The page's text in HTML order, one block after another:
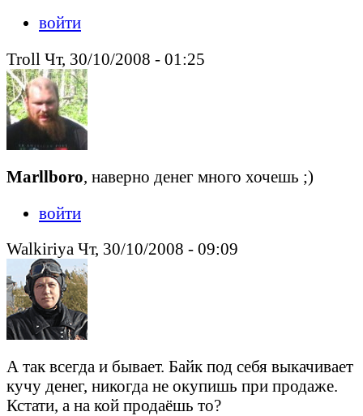
войти
Troll Чт, 30/10/2008 - 01:25
Marllboro, наверно денег много хочешь ;)
войти
Walkiriya Чт, 30/10/2008 - 09:09
А так всегда и бывает. Байк под себя выкачивает
кучу денег, никогда не окупишь при продаже.
Кстати, а на кой продаёшь то?